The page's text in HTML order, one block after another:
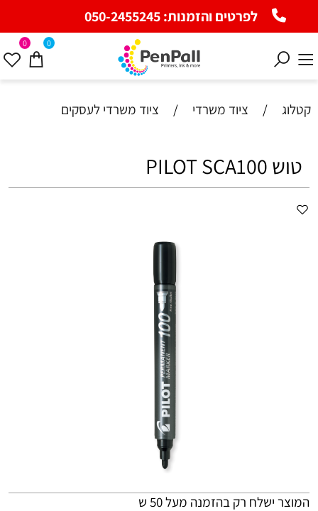
לפרטים והזמנות:050-2455245
0 0
קטלוג / ציוד משרדי / ציוד משרדי לעסקים
טוש PILOT SCA100
המוצר ישלח רק בהזמנה מעל 50 ש